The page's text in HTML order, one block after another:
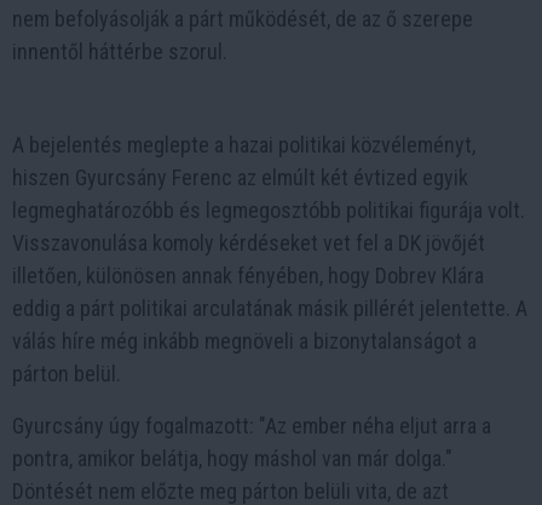
nem befolyásolják a párt működését, de az ő szerepe
innentől háttérbe szorul.
A bejelentés meglepte a hazai politikai közvéleményt,
hiszen Gyurcsány Ferenc az elmúlt két évtized egyik
legmeghatározóbb és legmegosztóbb politikai figurája volt.
Visszavonulása komoly kérdéseket vet fel a DK jövőjét
illetően, különösen annak fényében, hogy Dobrev Klára
eddig a párt politikai arculatának másik pillérét jelentette. A
válás híre még inkább megnöveli a bizonytalanságot a
párton belül.
Gyurcsány úgy fogalmazott: "Az ember néha eljut arra a
pontra, amikor belátja, hogy máshol van már dolga."
Döntését nem előzte meg párton belüli vita, de azt